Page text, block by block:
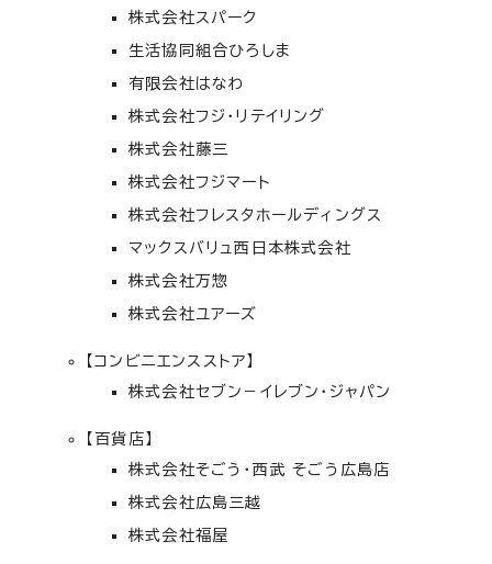
株式会社スパーク
生活協同組合ひろしま
有限会社はなわ
株式会社フジ・リテイリング
株式会社藤三
株式会社フジマート
株式会社フレスタホールディングス
マックスバリュ西日本株式会社
株式会社万惣
株式会社ユアーズ
【コンビニエンスストア】
株式会社セブン－イレブン・ジャパン
【百貨店】
株式会社そごう・西武 そごう広島店
株式会社広島三越
株式会社福屋